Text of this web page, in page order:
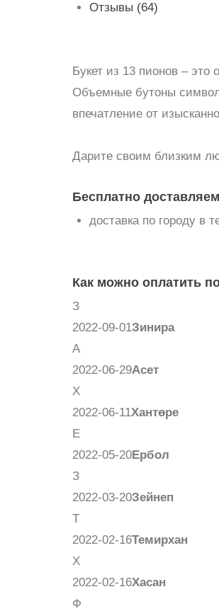
Отзывы (64)
Букет из 13 пионов –это
Объемные бутоны
впечатление от
Дарите своим близким
Бесплатно
доставка по городу в
Как можно оплатить
З
2022-09-01Зинира
А
2022-06-29Асет
Х
2022-06-11Хантөре
Е
2022-05-20Ербол
З
2022-03-20Зейнеп
Т
2022-02-16Темирхан
Х
2022-02-16Хасан
Ф